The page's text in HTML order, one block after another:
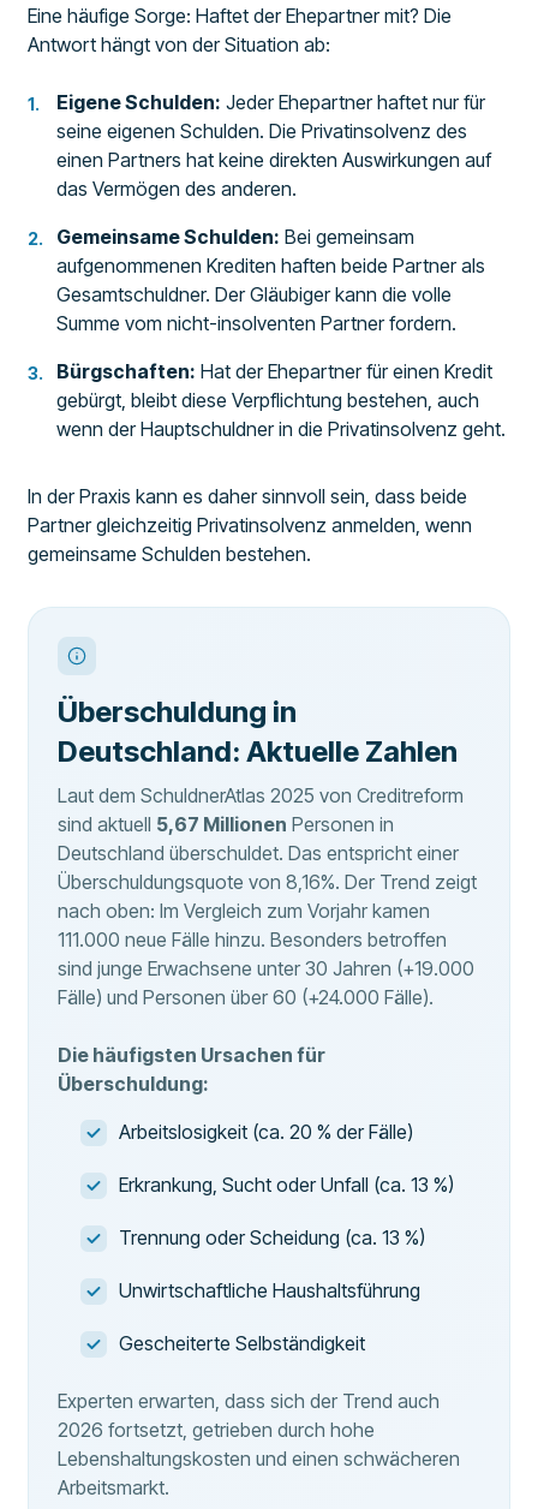
Eine häufige Sorge: Haftet der Ehepartner mit? Die
Antwort hängt von der Situation ab:
Eigene Schulden: Jeder Ehepartner haftet nur für
seine eigenen Schulden. Die Privatinsolvenz des
einen Partners hat keine direkten Auswirkungen auf
das Vermögen des anderen.
Gemeinsame Schulden: Bei gemeinsam
aufgenommenen Krediten haften beide Partner als
Gesamtschuldner. Der Gläubiger kann die volle
Summe vom nicht-insolventen Partner fordern.
Bürgschaften: Hat der Ehepartner für einen Kredit
gebürgt, bleibt diese Verpflichtung bestehen, auch
wenn der Hauptschuldner in die Privatinsolvenz geht.
In der Praxis kann es daher sinnvoll sein, dass beide
Partner gleichzeitig Privatinsolvenz anmelden, wenn
gemeinsame Schulden bestehen.
Überschuldung in
Deutschland: Aktuelle Zahlen
Laut dem SchuldnerAtlas 2025 von Creditreform
sind aktuell 5,67 Millionen Personen in
Deutschland überschuldet. Das entspricht einer
Überschuldungsquote von 8,16%. Der Trend zeigt
nach oben: Im Vergleich zum Vorjahr kamen
111.000 neue Fälle hinzu. Besonders betroffen
sind junge Erwachsene unter 30 Jahren (+19.000
Fälle) und Personen über 60 (+24.000 Fälle).
Die häufigsten Ursachen für
Überschuldung:
Arbeitslosigkeit (ca. 20 % der Fälle)
Erkrankung, Sucht oder Unfall (ca. 13 %)
Trennung oder Scheidung (ca. 13 %)
Unwirtschaftliche Haushaltsführung
Gescheiterte Selbständigkeit
Experten erwarten, dass sich der Trend auch
2026 fortsetzt, getrieben durch hohe
Lebenshaltungskosten und einen schwächeren
Arbeitsmarkt.